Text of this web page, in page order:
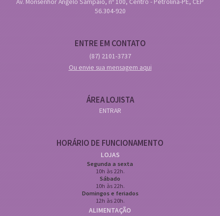
56.304-920
ENTRE EM CONTATO
(87)2101-3737
Ou envie sua mensagem aqui
ÁREA LOJISTA
ENTRAR
HORÁRIO DE FUNCIONAMENTO
LOJAS
Segunda a sexta
10h às 22h.
Sábado
10h às 22h.
Domingos e feriados
12h às 20h.
ALIMENTAÇÃO